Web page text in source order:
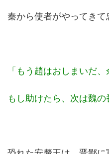
秦から使者がやってきて
「もう趙はおしまいだ
もし助けたら、次は魏の